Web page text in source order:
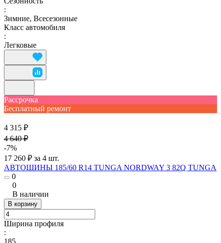
:
Зимние, Всесезонные
Класс автомобиля
:
Легковые
Рассрочка
Бесплатный ремонт
4 315 ₽
4 640 ₽
-7%
17 260 ₽ за 4 шт.
АВТОШИНЫ 185/60 R14 TUNGA NORDWAY 3 82Q TUNGA
0
0
В наличии
В корзину
Ширина профиля
:
185